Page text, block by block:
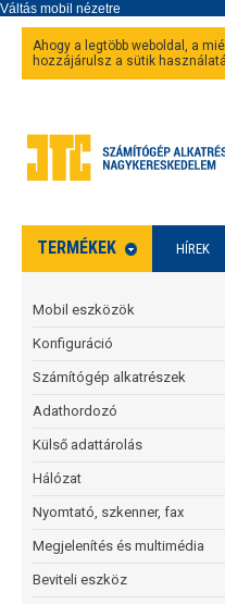
Ahogy a legtöbb weboldal, a
hozzájárulsz a sütik
TERMÉKEK HÍREK
Mobil eszközök
Konfiguráció
Számítógép alkatrészek
Adathordozó
Külső adattárolás
Hálózat
Nyomtató, szkenner, fax
Megjelenítés és multimédia
Beviteli eszköz